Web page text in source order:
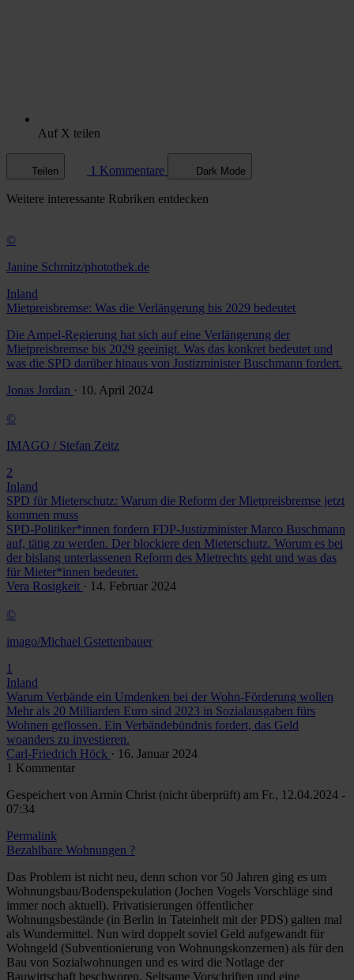
Auf X teilen
Teilen 1 Kommentare Dark Mode
Weitere interessante Rubriken entdecken
©
Janine Schmitz/photothek.de
Inland
Mietpreisbremse: Was die Verlängerung bis 2029 bedeutet
Die Ampel-Regierung hat sich auf eine Verlängerung der
Mietpreisbremse bis 2029 geeinigt. Was das konkret bedeutet und
was die SPD darüber hinaus von Justizminister Buschmann fordert.
Jonas Jordan · 10. April 2024
©
IMAGO / Stefan Zeitz
2
Inland
SPD für Mieterschutz: Warum die Reform der Mietpreisbremse jetzt
kommen muss
SPD-Politiker*innen fordern FDP-Justizminister Marco Buschmann
auf, tätig zu werden. Der blockiere den Mieterschutz. Worum es bei
der bislang unterlassenen Reform des Mietrechts geht und was das
für Mieter*innen bedeutet.
Vera Rosigkeit · 14. Februar 2024
©
imago/Michael Gstettenbauer
1
Inland
Warum Verbände ein Umdenken bei der Wohn-Förderung wollen
Mehr als 20 Milliarden Euro sind 2023 in Sozialausgaben fürs
Wohnen geflossen. Ein Verbändebündnis fordert, das Geld
woanders zu investieren.
Carl-Friedrich Höck · 16. Januar 2024
1 Kommentar
Gespeichert von Armin Christ (nicht überprüft) am Fr., 12.04.2024 -
07:34
Permalink
Bezahlbare Wohnungen ?
Das Problem ist nicht neu, denn schon vor 50 Jahren ging es um
Wohnungsbau/Bodenspekulation (Jochen Vogels Vorschläge sind
immer noch aktuell). Privatisierungen öffentlicher
Wohnungsbestände (in Berlin in Tateinheit mit der PDS) galten mal
als Wundermittel. Nun wird doppelt soviel Geld aufgewandt für
Wohngeld (Subventionierung von Wohnungskonzernen) als für den
Bau von Sozialwohnungen und es wird die Notlage der
Bauwirtschaft beschworen. Seltsame Vorschriften und eine